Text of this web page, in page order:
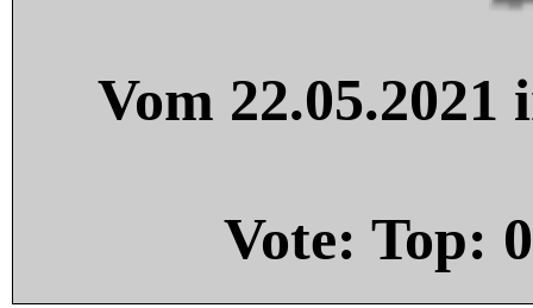
Vom
Vote: Top: 0